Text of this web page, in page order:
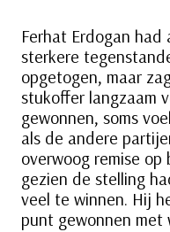
Ferhat Erdogan
sterkere
opgetogen, maar
stukoffer langzaam
gewonnen, soms
als de andere
overwoog remise
gezien de stelling
veel te winnen. Hij
punt gewonnen met